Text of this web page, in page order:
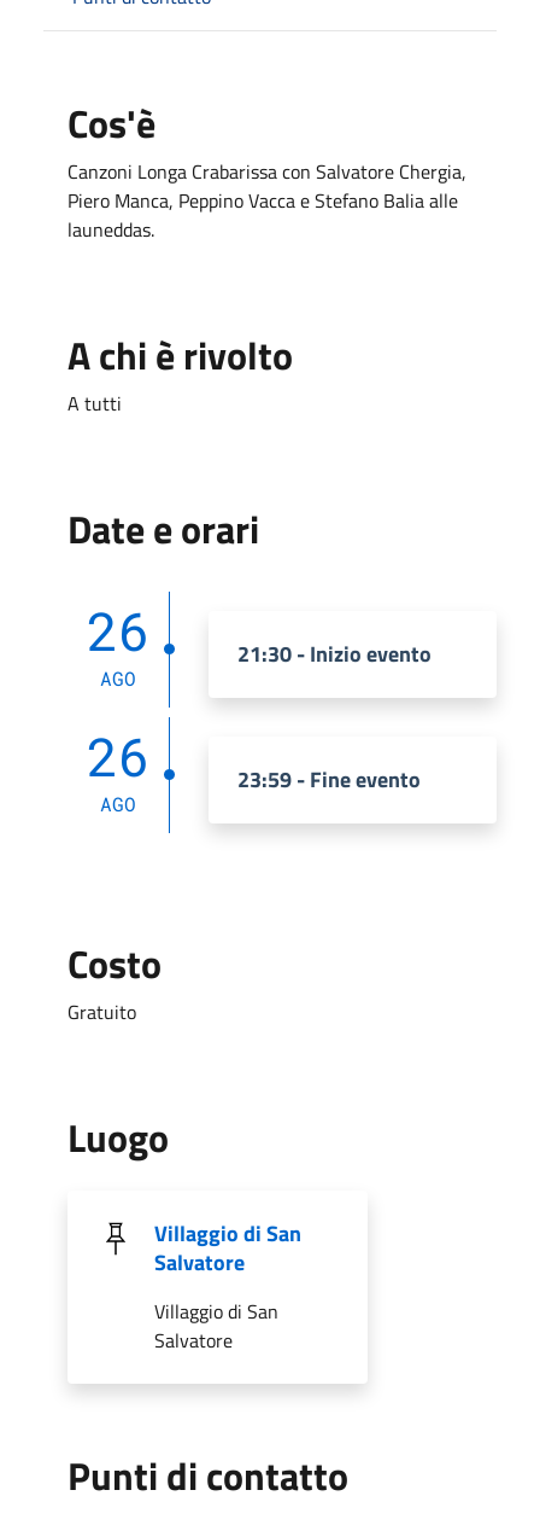
Cos'è
Canzoni Longa Crabarissa con Salvatore Chergia,
Piero Manca, Peppino Vacca e Stefano Balia alle
launeddas.
A chi è rivolto
A tutti
Date e orari
26
AGO
21:30 - Inizio evento
26
AGO
23:59 - Fine evento
Costo
Gratuito
Luogo
Villaggio di San
Salvatore
Villaggio di San
Salvatore
Punti di contatto